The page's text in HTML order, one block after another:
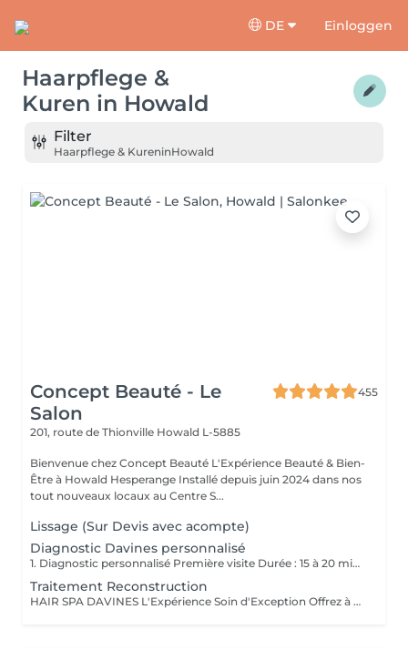
DE Einloggen
Haarpflege &
Kuren in Howald
Filter
Haarpflege & KureninHowald
Concept Beauté - Le
Salon
455
201, route de Thionville Howald L-5885
Bienvenue chez Concept Beauté L'Expérience Beauté & Bien-
Être à Howald Hesperange Installé depuis juin 2024 dans nos
tout nouveaux locaux au Centre S...
Lissage (Sur Devis avec acompte)
Diagnostic Davines personnalisé
1. Diagnostic personnalisé Première visite Durée : 15 à 20 minutes Service offert et obligatoire pour votre 1er rendez-vous; Lors de votre première visite dans notre salon, nous vous offrons un diagnostic personnalisé obligatoire, afin de faire connaissance, comprendre vos habitudes capillaires, vos attentes, vos envies mais aussi les particularités de votre cheveu et de votre cuir chevelu. Nous prenons le temps d'analyser ensemble la texture, la santé de vos cheveux, votre morphologie, votre style de vie et votre routine beauté pour vous proposer un accompagnement sur-mesure. Ce moment d'échange nous permet de bâtir une relation de confiance, de vous conseiller les prestations les plus adaptées et de vous guider vers un résultat à la hauteur de vos attentes. Ce diagnostic est la base indispensable pour toute prestation, et particulièrement essentiel pour garantir cohérence, satisfaction et sécurité dès la première rencontre. 2. Conseil transformation / relooking Durée : 20 à 30 minutes Service offert sur rendez-vous Vous envisagez un changement de look, une transformation capillaire ou un relooking complet ? Nous vous proposons un rendez-vous conseil dédié. Ce service est inclus gracieusement en complément d'un rendez-vous déjà réservé en ligne (coupe, couleur, etc.) lorsque vous souhaitez un changement de style ou une transformation capillaire. Il sera ajouté à votre prestation demandée afin de nous permettre de prendre le temps nécessaire pour un conseil personnalisé, sans impacter la qualité de notre travail. Lors de cette consultation, nous échangeons en profondeur sur vos envies de changement : nouvelle coupe, nouvelle couleur, style différent, inspiration particulière Nous réalisons une analyse morphologique, une étude de vos traits, de votre carnation, de vos cheveux et de votre style de vie pour vous orienter vers des propositions cohérentes et valorisantes. Ce service est vivement conseillé avant toute transformation afin d'assurer un résultat harmonieux, durable et en accord avec votre personnalité.
Traitement Reconstruction
HAIR SPA DAVINES L'Expérience Soin d'Exception Offrez à vos cheveux et votre cuir chevelu un rituel sur mesure grâce aux Hair Spa Davines, une gamme de traitements professionnels conçus pour répondre aux besoins spécifiques de votre fibre capillaire. Chaque soin est réalisé avec des formules naturelles, riches en actifs puissants, pour des cheveux plus forts, plus sains et éclatants de beauté. Traitement Reconstruction Soin Profond Réparateur Idéal pour les cheveux abîmés, fragilisés ou sensibilisés par les colorations, la chaleur et les agressions extérieures. Ce soin hautement concentré en protéines végétales et kératine pénètre en profondeur pour renforcer la fibre capillaire et lui redonner élasticité, douceur et résistance. Répare et reconstruit la fibre capillaire Réduit la casse et renforce les longueurs Apporte douceur et brillance Offrez à vos cheveux l'expertise des Hair Spa Davines et profitez d'un moment de détente absolue dans notre salon !